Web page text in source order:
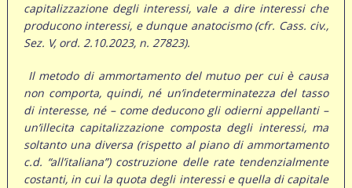
capitalizzazione degli interessi, vale a dire interessi che
producono interessi, e dunque anatocismo (cfr. Cass. civ.,
Sez. V, ord. 2.10.2023, n. 27823).
Il metodo di ammortamento del mutuo per cui è causa
non comporta, quindi, né un’indeterminatezza del tasso
di interesse, né – come deducono gli odierni appellanti –
un’illecita capitalizzazione composta degli interessi, ma
soltanto una diversa (rispetto al piano di ammortamento
c.d. “all’italiana”) costruzione delle rate tendenzialmente
costanti, in cui la quota degli interessi e quella di capitale